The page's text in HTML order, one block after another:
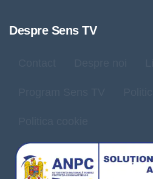
Despre Sens TV